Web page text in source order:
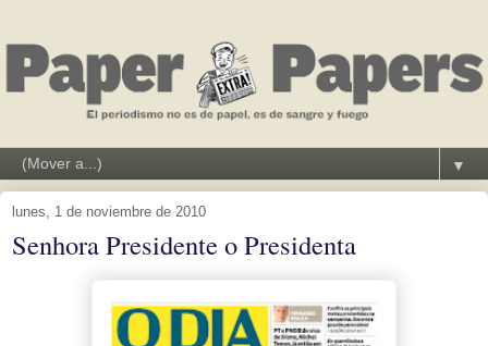
▼
lunes, 1 de noviembre de 2010
Senhora Presidente o Presidenta